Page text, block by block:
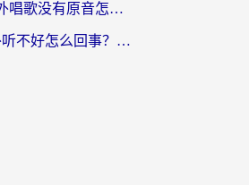
全民k歌在国外唱歌没有原音怎么办？别让地域限制毁了你的麦霸时刻
汽水音乐国外听不好怎么回事？海外党亲测有效的回国加速方案来了